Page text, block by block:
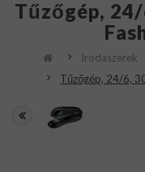
Tűzőgép,
Irodaszerek
Tűzőgép, 24/6,